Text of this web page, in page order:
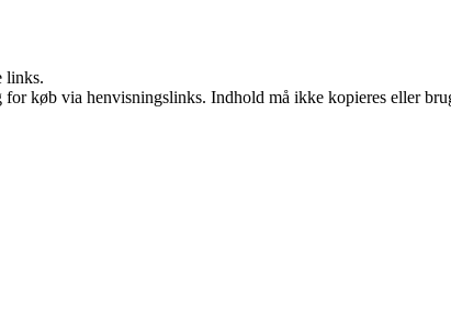
links.
køb via henvisningslinks. Indhold må ikke kopieres eller